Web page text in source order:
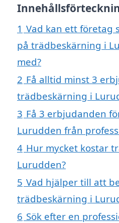
1 Vad kan ett företag
på trädbeskärning i
med?
2 Få alltid minst 3
trädbeskärning i
3 Få 3 erbjudanden
Lurudden från
4 Hur mycket kostar
Lurudden?
5 Vad hjälper till att
trädbeskärning i
6 Sök efter en